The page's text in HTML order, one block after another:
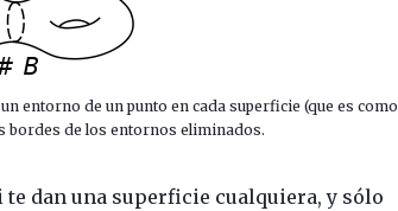
entorno de un punto en cada superficie (que es como
bordes de los entornos eliminados.
te dan una superficie cualquiera, y sólo